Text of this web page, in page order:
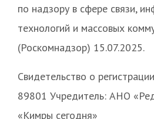
по надзору в сфере связи,
технологий и массовых
(Роскомнадзор) 15.07.2025.
Свидетельство о
89801 Учредитель: АНО
«Кимры сегодня»